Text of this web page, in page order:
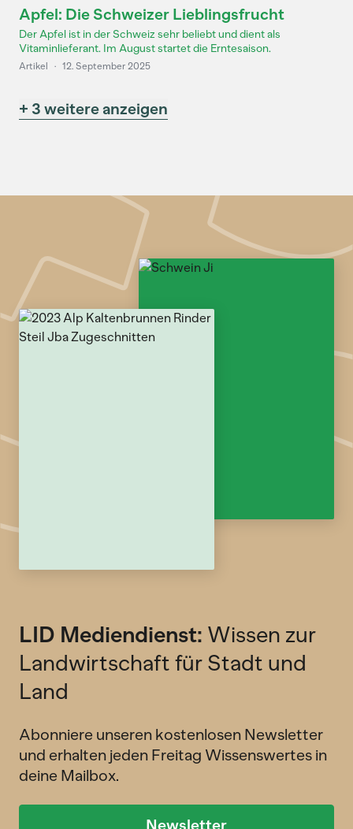
Apfel: Die Schweizer Lieblingsfrucht
Der Apfel ist in der Schweiz sehr beliebt und dient als
Vitaminlieferant. Im August startet die Erntesaison.
Artikel · 12. September 2025
+ 3 weitere anzeigen
LID Mediendienst: Wissen zur
Landwirtschaft für Stadt und
Land
Abonniere unseren kostenlosen Newsletter
und erhalten jeden Freitag Wissenswertes in
deine Mailbox.
Newsletter